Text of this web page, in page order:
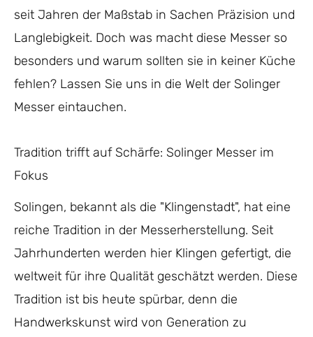
seit Jahren der Maßstab in Sachen Präzision und
Langlebigkeit. Doch was macht diese Messer so
besonders und warum sollten sie in keiner Küche
fehlen? Lassen Sie uns in die Welt der Solinger
Messer eintauchen.
Tradition trifft auf Schärfe: Solinger Messer im
Fokus
Solingen, bekannt als die "Klingenstadt", hat eine
reiche Tradition in der Messerherstellung. Seit
Jahrhunderten werden hier Klingen gefertigt, die
weltweit für ihre Qualität geschätzt werden. Diese
Tradition ist bis heute spürbar, denn die
Handwerkskunst wird von Generation zu